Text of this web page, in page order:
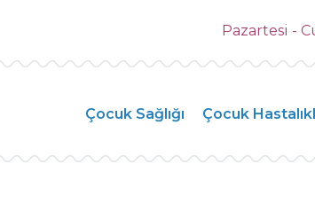
Pazartesi -
Çocuk Sağlığı Çocuk